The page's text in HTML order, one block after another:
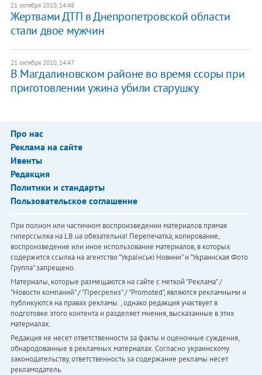
21 октября 2010, 14:48
Жертвами ДТП в Днепропетровской области
стали двое мужчин
21 октября 2010, 14:47
В Магдалиновском районе во время ссоры при
приготовлении ужина убили старушку
Про нас
Реклама на сайте
Ивенты
Редакция
Политики и стандарты
Пользовательское соглашение
При полном или частичном воспроизведении материалов прямая
гиперссылка на LB.ua обязательна! Перепечатка, копирование,
воспроизведение или иное использование материалов, в которых
содержится ссылка на агентство "Українськi Новини" и "Украинская Фото
Группа" запрещено.
Материалы, которые размещаются на сайте с меткой "Реклама" /
"Новости компаний" / "Пресрелиз" / "Promoted", являются рекламными и
публикуются на правах рекламы. , однако редакция участвует в
подготовке этого контента и разделяет мнения, высказанные в этих
материалах.
Редакция не несет ответственности за факты и оценочные суждения,
обнародованные в рекламных материалах. Согласно украинскому
законодательству, ответственность за содержание рекламы несет
рекламодатель.